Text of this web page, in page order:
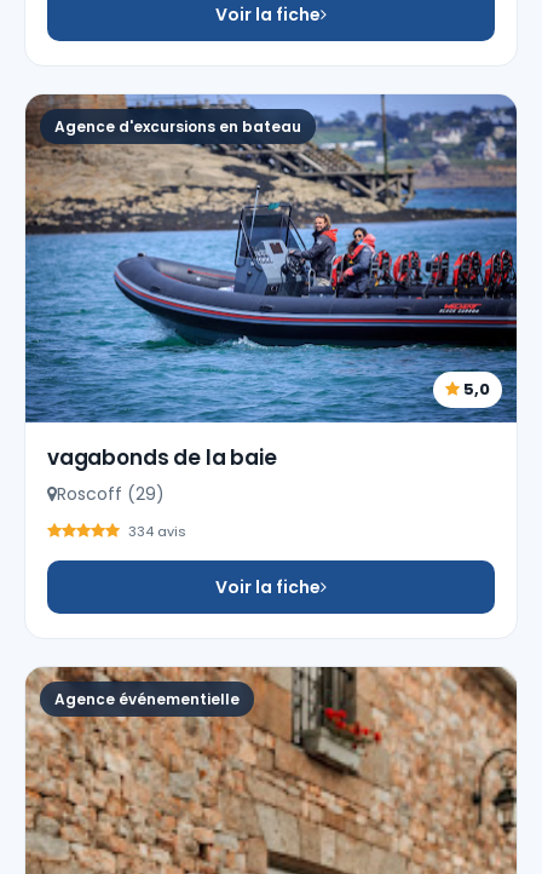
Voir la fiche
Agence d'excursions en bateau
5,0
vagabonds de la baie
Roscoff (29)
334 avis
Voir la fiche
Agence événementielle